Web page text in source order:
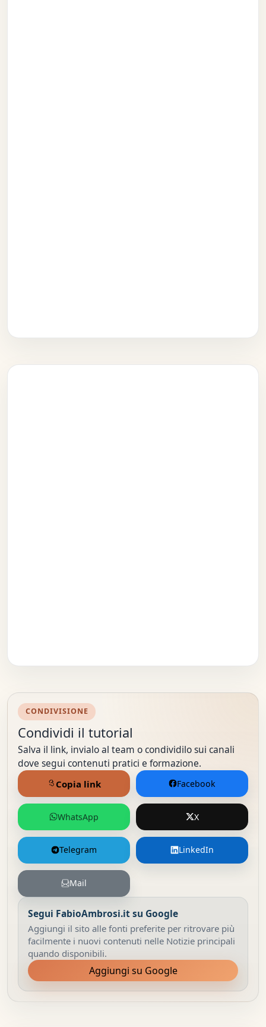
CONDIVISIONE
Condividi il tutorial
Salva il link, invialo al team o condividilo sui canali
dove segui contenuti pratici e formazione.
Facebook
WhatsApp X
Telegram LinkedIn
Mail
Copia link
Segui FabioAmbrosi.it su Google
Aggiungi il sito alle fonti preferite per ritrovare più
facilmente i nuovi contenuti nelle Notizie principali
quando disponibili.
Aggiungi su Google